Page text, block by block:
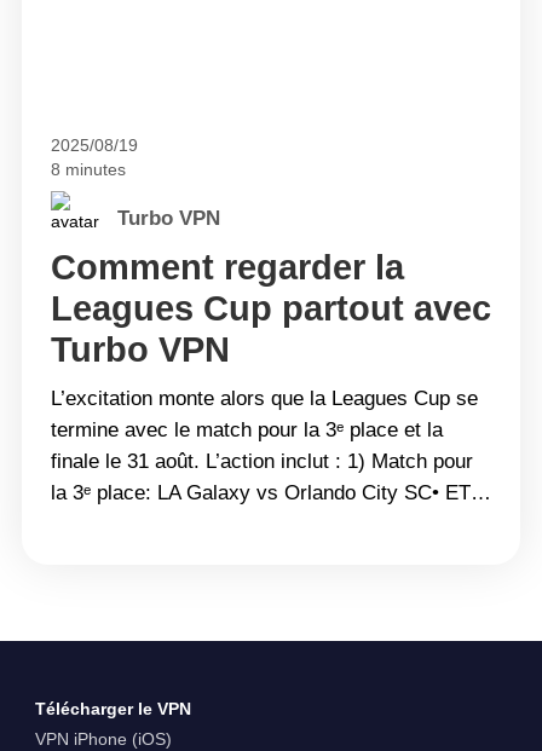
2025/08/19
8 minutes
Turbo VPN
Comment regarder la
Leagues Cup partout avec
Turbo VPN
L’excitation monte alors que la Leagues Cup se
termine avec le match pour la 3ᵉ place et la
finale le 31 août. L’action inclut : 1) Match pour
la 3ᵉ place: LA Galaxy vs Orlando City SC• ET :
Télécharger le VPN
VPN iPhone (iOS)